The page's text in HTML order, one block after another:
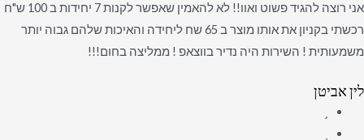
אני רוצה להגיד פשוט ואוו!! לא להאמין שאפשר לקנות 7 יחידות ב 100 ש"ח
רכשתי בקניון את אותו מוצר ב 65 שח ליחידה והאיכות שלהם גבוה יותר
משמעותית ! השירות היה נדיר בווצאפ ! ממליצה בחום!!!
לין אביטן